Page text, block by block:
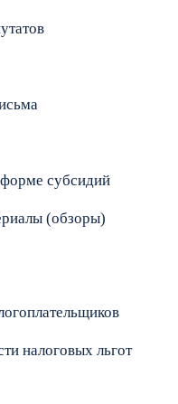
субсидий
(обзоры)
налоговых льгот